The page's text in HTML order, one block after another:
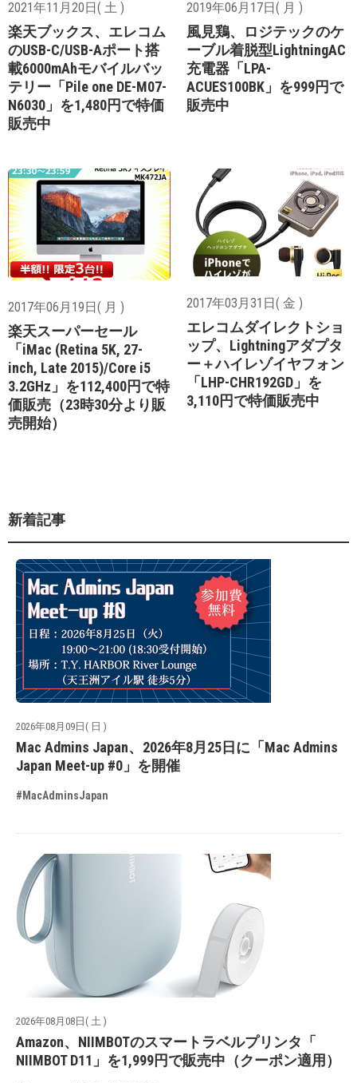
2021年11月20日( 土 )
楽天ブックス、エレコム
のUSB-C/USB-Aポート搭
載6000mAhモバイルバッ
テリー「Pile one DE-M07-
N6030」を1,480円で特価
販売中
2019年06月17日( 月 )
風見鶏、ロジテックのケ
ーブル着脱型LightningAC
充電器「LPA-
ACUES100BK」を999円で
販売中
2017年06月19日( 月 )
楽天スーパーセール
「iMac (Retina 5K, 27-
inch, Late 2015)/Core i5
3.2GHz」を112,400円で特
価販売（23時30分より販
売開始）
2017年03月31日( 金 )
エレコムダイレクトショ
ップ、Lightningアダプタ
ー＋ハイレゾイヤフォン
「LHP-CHR192GD」を
3,110円で特価販売中
新着記事
2026年08月09日( 日 )
Mac Admins Japan、2026年8月25日に「Mac Admins
Japan Meet-up #0」を開催
#MacAdminsJapan
2026年08月08日( 土 )
Amazon、NIIMBOTのスマートラベルプリンタ「
NIIMBOT D11」を1,999円で販売中（クーポン適用）